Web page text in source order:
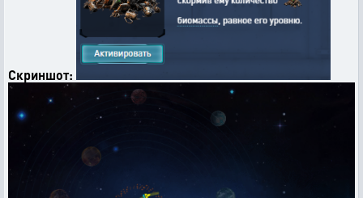
Скриншот: